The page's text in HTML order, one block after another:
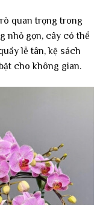
quan trọng trong
nhỏ gọn, cây có thể
lễ tân, kệ sách
cho không gian.